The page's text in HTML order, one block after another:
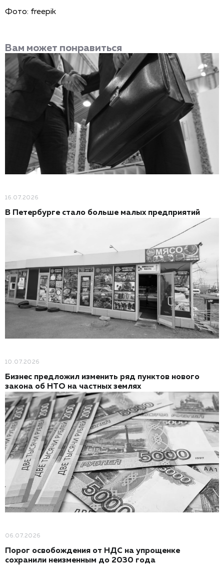
Фото: freepik
Вам может понравиться
16.07.2026
В Петербурге стало больше малых предприятий
10.07.2026
Бизнес предложил изменить ряд пунктов нового
закона об НТО на частных землях
06.07.2026
Порог освобождения от НДС на упрощенке
сохранили неизменным до 2030 года